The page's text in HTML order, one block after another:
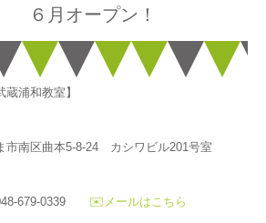
６月オープン！
浦和教室】
市南区曲本5-8-24 カシワビル201号室
679-0339 ✉️メールはこちら